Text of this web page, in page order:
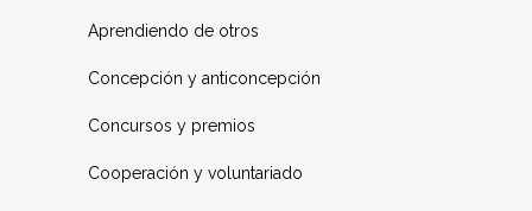
Aprendiendo de otros
Concepción y anticoncepción
Concursos y premios
Cooperación y voluntariado